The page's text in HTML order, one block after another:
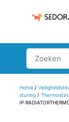
Home/
sturing/
IP